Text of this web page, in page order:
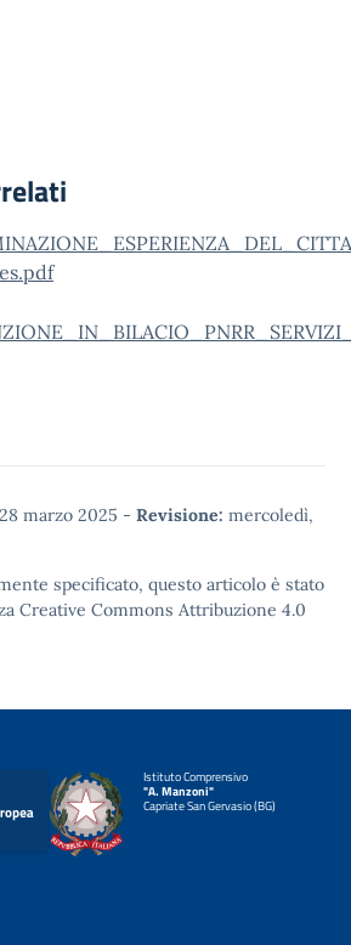
marzo 2025 - Revisione: mercoledì,
specificato, questo articolo è stato
Creative Commons Attribuzione 4.0
Istituto Comprensivo
"A. Manzoni"
Capriate San Gervasio (BG)